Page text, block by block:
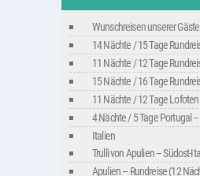
Wunschreisen unserer
14 Nächte / 15 Tage
11 Nächte / 12 Tage
15 Nächte / 16 Tage
11 Nächte / 12 Tage
4 Nächte / 5 Tage Portugal
Italien
Trulli von Apulien – Südost-
Apulien – Rundreise (12